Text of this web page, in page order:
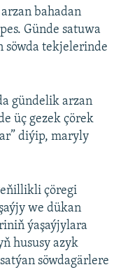
bahadan
Günde satuwa
söwda tekjelerinde
gündelik arzan
üç gezek çörek
diýip, maryly
çöregi
we dükan
ýaşaýjylara
hususy azyk
söwdagärlere